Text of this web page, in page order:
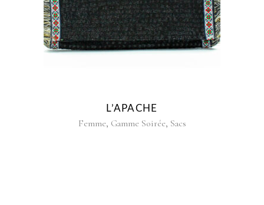
L’APACHE
Femme, Gamme Soirée, Sacs